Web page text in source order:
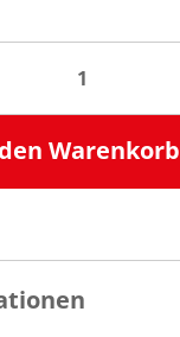
Warenkorb